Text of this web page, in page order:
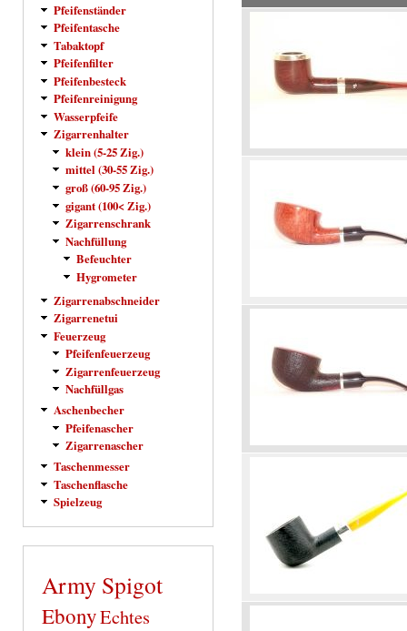
Pfeifenständer
Pfeifentasche
Tabaktopf
Pfeifenfilter
Pfeifenbesteck
Pfeifenreinigung
Wasserpfeife
Zigarrenhalter
klein (5-25 Zig.)
mittel (30-55 Zig.)
groß (60-95 Zig.)
gigant (100< Zig.)
Zigarrenschrank
Nachfüllung
Befeuchter
Hygrometer
Zigarrenabschneider
Zigarrenetui
Feuerzeug
Pfeifenfeuerzeug
Zigarrenfeuerzeug
Nachfüllgas
Aschenbecher
Pfeifenascher
Zigarrenascher
Taschenmesser
Taschenflasche
Spielzeug
Army Spigot
EbonyEchtes